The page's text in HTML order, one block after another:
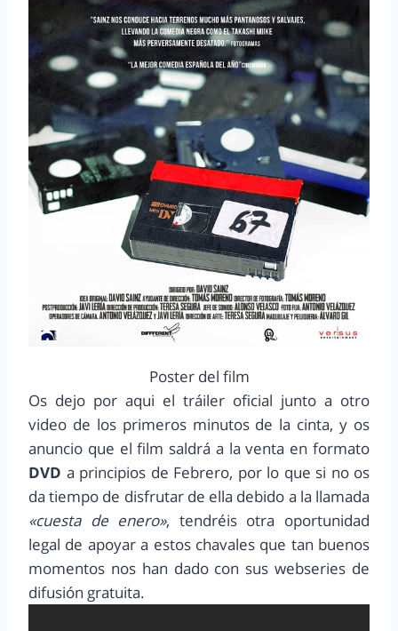
Poster del film
Os dejo por aqui el tráiler oficial junto a otro
video de los primeros minutos de la cinta, y os
anuncio que el film saldrá a la venta en formato
DVD a principios de Febrero, por lo que si no os
da tiempo de disfrutar de ella debido a la llamada
«cuesta de enero», tendréis otra oportunidad
legal de apoyar a estos chavales que tan buenos
momentos nos han dado con sus webseries de
difusión gratuita.